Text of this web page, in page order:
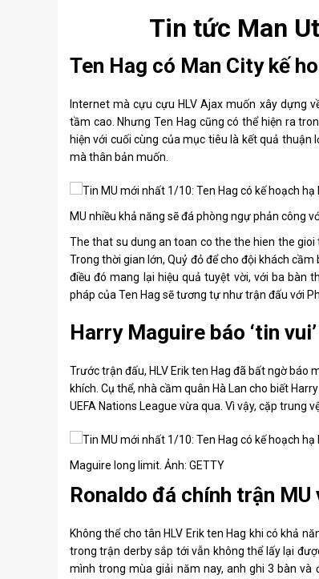
Tin tức Man
Ten Hag có Man City kế
Internet mà cựu cựu HLV Ajax muốn xây dựng
tầm cao. Nhưng Ten Hag cũng có thể hiện ra
hiện với cuối cùng của mục tiêu là kết quả
mà thân bản muốn.
MU nhiều khả năng sẽ đá phòng ngự phản công
The that su dung an toan co the the hien the
Trong thời gian lớn, Quỷ đỏ để cho đội khách
điều đó mang lại hiệu quả tuyệt vời, với ba bàn
pháp của Ten Hag sẽ tương tự như trận đấu với
Harry Maguire báo ‘tin vui’
Trước trận đấu, HLV Erik ten Hag đã bất ngờ
khích. Cụ thể, nhà cầm quân Hà Lan cho biết
UEFA Nations League vừa qua. Vì vậy, cặp trung
Maguire long limit. Ảnh: GETTY
Ronaldo đá chính trận MU
Không thể cho tân HLV Erik ten Hag khi có khả
trong trận derby sắp tới vẫn không thể lấy lại
mình trong mùa giải năm nay, anh ghi 3 bàn và